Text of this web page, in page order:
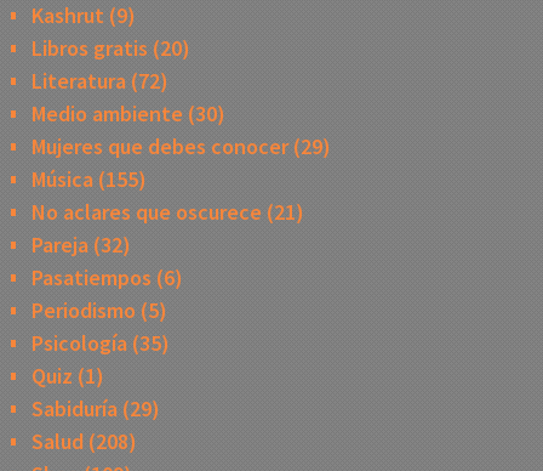
Kashrut (9)
Libros gratis (20)
Literatura(72)
Medio ambiente (30)
Mujeres que debes conocer(29)
Música(155)
No aclares que oscurece (21)
Pareja(32)
Pasatiempos (6)
Periodismo (5)
Psicología(35)
Quiz (1)
Sabiduría(29)
Salud (208)